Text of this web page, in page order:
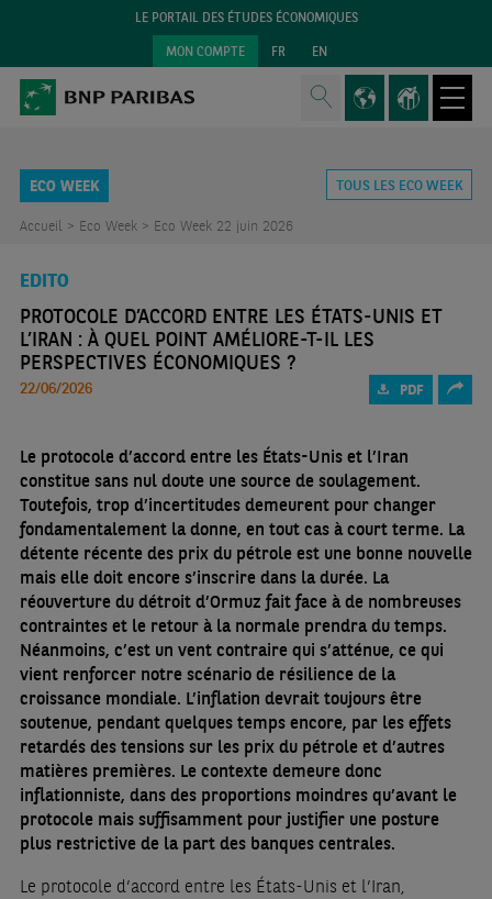
LE PORTAIL DES ÉTUDES ÉCONOMIQUES
MON COMPTE FR EN
ECO WEEK TOUS LES ECO WEEK
Accueil > Eco Week > Eco Week 22 juin 2026
EDITO
PROTOCOLE D’ACCORD ENTRE LES ÉTATS-UNIS ET
L’IRAN : À QUEL POINT AMÉLIORE-T-IL LES
PERSPECTIVES ÉCONOMIQUES ?
22/06/2026 PDF
Le protocole d’accord entre les États-Unis et l’Iran
constitue sans nul doute une source de soulagement.
Toutefois, trop d’incertitudes demeurent pour changer
fondamentalement la donne, en tout cas à court terme. La
détente récente des prix du pétrole est une bonne nouvelle
mais elle doit encore s’inscrire dans la durée. La
réouverture du détroit d’Ormuz fait face à de nombreuses
contraintes et le retour à la normale prendra du temps.
Néanmoins, c’est un vent contraire qui s’atténue, ce qui
vient renforcer notre scénario de résilience de la
croissance mondiale. L’inflation devrait toujours être
soutenue, pendant quelques temps encore, par les effets
retardés des tensions sur les prix du pétrole et d’autres
matières premières. Le contexte demeure donc
inflationniste, dans des proportions moindres qu’avant le
protocole mais suffisamment pour justifier une posture
plus restrictive de la part des banques centrales.
Le protocole d’accord entre les États-Unis et l’Iran,